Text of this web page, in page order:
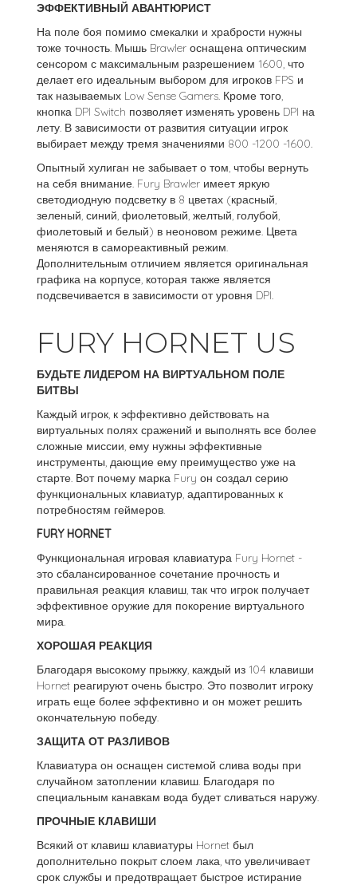
ЭФФЕКТИВНЫЙ АВАНТЮРИСТ
На поле боя помимо смекалки и храбрости нужны
тоже точность. Мышь Brawler оснащена оптическим
сенсором с максимальным разрешением 1600, что
делает его идеальным выбором для игроков FPS и
так называемых Low Sense Gamers. Кроме того,
кнопка DPI Switch позволяет изменять уровень DPI на
лету. В зависимости от развития ситуации игрок
выбирает между тремя значениями 800 -1200 -1600.
Опытный хулиган не забывает о том, чтобы вернуть
на себя внимание. Fury Brawler имеет яркую
светодиодную подсветку в 8 цветах (красный,
зеленый, синий, фиолетовый, желтый, голубой,
фиолетовый и белый) в неоновом режиме. Цвета
меняются в самореактивный режим.
Дополнительным отличием является оригинальная
графика на корпусе, которая также является
подсвечивается в зависимости от уровня DPI.
FURY HORNET US
БУДЬТЕ ЛИДЕРОМ НА ВИРТУАЛЬНОМ ПОЛЕ
БИТВЫ
Каждый игрок, к эффективно действовать на
виртуальных полях сражений и выполнять все более
сложные миссии, ему нужны эффективные
инструменты, дающие ему преимущество уже на
старте. Вот почему марка Fury он создал серию
функциональных клавиатур, адаптированных к
потребностям геймеров.
FURY HORNET
Функциональная игровая клавиатура Fury Hornet -
это сбалансированное сочетание прочность и
правильная реакция клавиш, так что игрок получает
эффективное оружие для покорение виртуального
мира.
ХОРОШАЯ РЕАКЦИЯ
Благодаря высокому прыжку, каждый из 104 клавиши
Hornet реагируют очень быстро. Это позволит игроку
играть еще более эффективно и он может решить
окончательную победу.
ЗАЩИТА ОТ РАЗЛИВОВ
Клавиатура он оснащен системой слива воды при
случайном затоплении клавиш. Благодаря по
специальным канавкам вода будет сливаться наружу.
ПРОЧНЫЕ КЛАВИШИ
Всякий от клавиш клавиатуры Hornet был
дополнительно покрыт слоем лака, что увеличивает
срок службы и предотвращает быстрое истирание